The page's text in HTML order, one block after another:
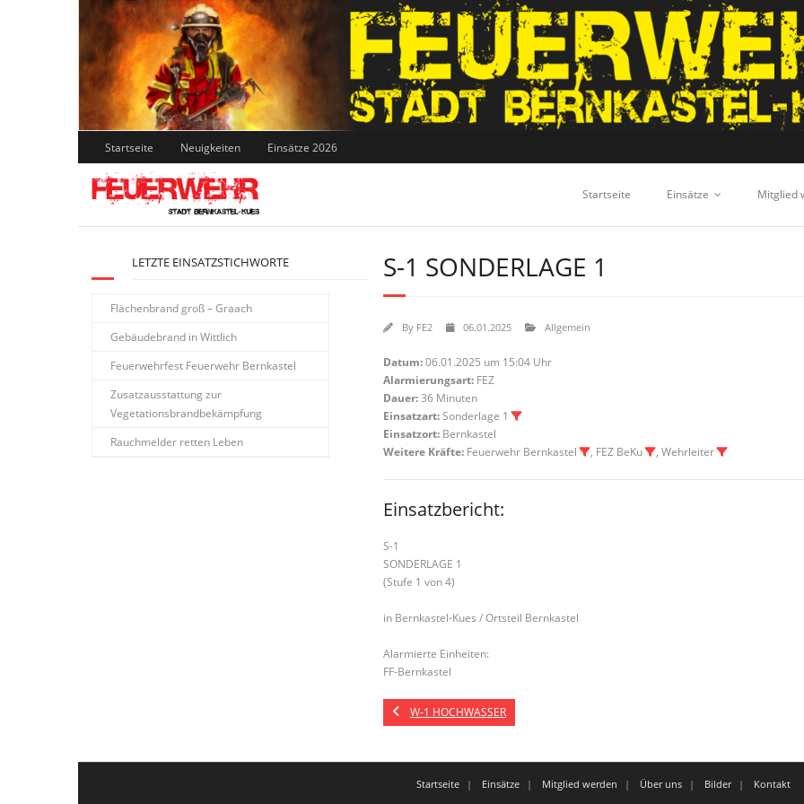
Skip
to
content
Startseite Neuigkeiten Einsätze 2026
Startseite Einsätze Mitglied
S-1 SONDERLAGE 1
By FE2 06.01.2025 Allgemein
Datum:06.01.2025 um 15:04 Uhr
Alarmierungsart: FEZ
Dauer:36 Minuten
Einsatzart:Sonderlage 1
Einsatzort: Bernkastel
Weitere Kräfte: Feuerwehr Bernkastel , FEZ BeKu , Wehrleiter
Einsatzbericht:
S-1
SONDERLAGE 1
(Stufe 1 von 4)
in Bernkastel-Kues / Ortsteil Bernkastel
Alarmierte Einheiten:
FF-Bernkastel
W-1 HOCHWASSER
LETZTE EINSATZSTICHWORTE
Flächenbrand groß – Graach
Gebäudebrand in Wittlich
Feuerwehrfest Feuerwehr Bernkastel
Zusatzausstattung zur
Vegetationsbrandbekämpfung
Rauchmelder retten Leben
Startseite Einsätze Mitglied werden Über uns Bilder
Kontakt